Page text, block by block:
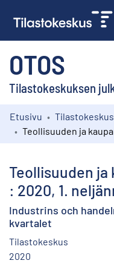
OTOS
Tilastokeskuksen
Kokoelmat
Etusivu Tilastokeskus
Teollisuuden
: 2020, 1.
Industrins och
kvartalet
Tilastokeskus
2020